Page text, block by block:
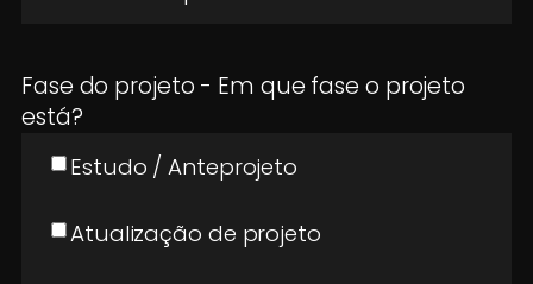
Fase do projeto - Em que fase o projeto
está?
Estudo / Anteprojeto
Atualização de projeto